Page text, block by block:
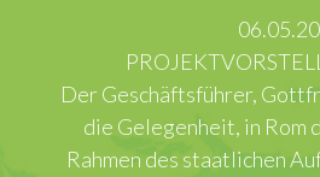
Der Geschäftsführer,
die Gelegenheit, in Rom
Rahmen des staatlichen